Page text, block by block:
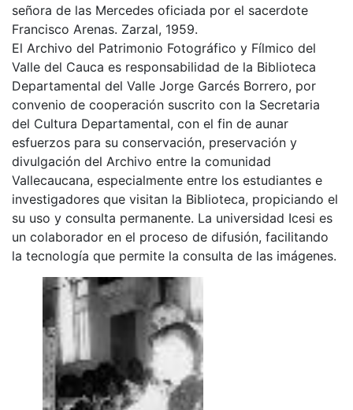
señora de las Mercedes oficiada por el sacerdote
Francisco Arenas. Zarzal, 1959.
El Archivo del Patrimonio Fotográfico y Fílmico del
Valle del Cauca es responsabilidad de la Biblioteca
Departamental del Valle Jorge Garcés Borrero, por
convenio de cooperación suscrito con la Secretaria
del Cultura Departamental, con el fin de aunar
esfuerzos para su conservación, preservación y
divulgación del Archivo entre la comunidad
Vallecaucana, especialmente entre los estudiantes e
investigadores que visitan la Biblioteca, propiciando el
su uso y consulta permanente. La universidad Icesi es
un colaborador en el proceso de difusión, facilitando
la tecnología que permite la consulta de las imágenes.